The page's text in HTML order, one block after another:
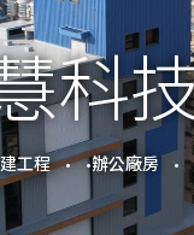
科
工程 辦公廠房